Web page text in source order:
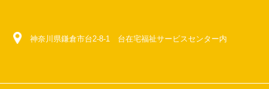
神奈川県鎌倉市台2-8-1 台在宅福祉サービスセンター内